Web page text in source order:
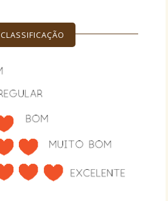
CLASSIFICAÇÃO